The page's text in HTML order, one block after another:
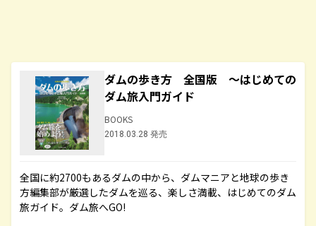
ダムの歩き方 全国版 ～はじめての
ダム旅入門ガイド
BOOKS
2018.03.28 発売
全国に約2700もあるダムの中から、ダムマニアと地球の歩き
方編集部が厳選したダムを巡る、楽しさ満載、はじめてのダム
旅ガイド。ダム旅へGO!